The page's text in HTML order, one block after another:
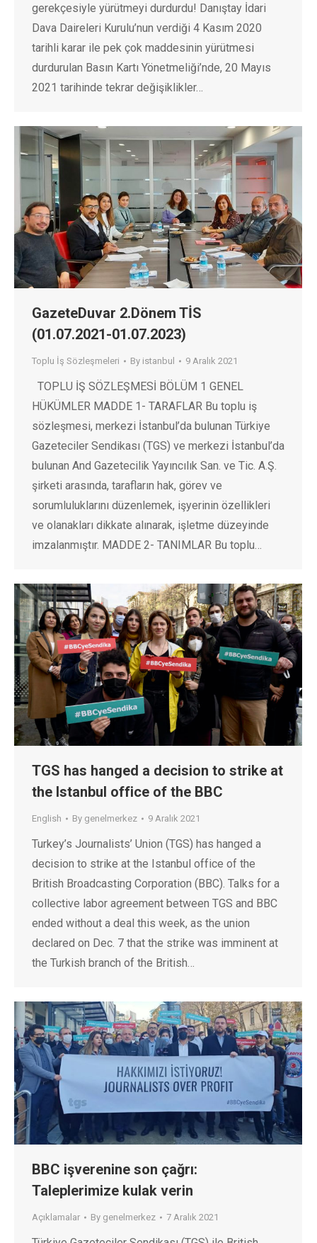
gerekçesiyle yürütmeyi durdurdu! Danıştay İdari
Dava Daireleri Kurulu’nun verdiği 4 Kasım 2020
tarihli karar ile pek çok maddesinin yürütmesi
durdurulan Basın Kartı Yönetmeliği’nde, 20 Mayıs
2021 tarihinde tekrar değişiklikler…
GazeteDuvar 2.Dönem TİS
(01.07.2021-01.07.2023)
Toplu İş Sözleşmeleri By istanbul 9 Aralık 2021
TOPLU İŞ SÖZLEŞMESİ BÖLÜM 1 GENEL
HÜKÜMLER MADDE 1- TARAFLAR Bu toplu iş
sözleşmesi, merkezi İstanbul’da bulunan Türkiye
Gazeteciler Sendikası (TGS) ve merkezi İstanbul’da
bulunan And Gazetecilik Yayıncılık San. ve Tic. A.Ş.
şirketi arasında, tarafların hak, görev ve
sorumluluklarını düzenlemek, işyerinin özellikleri
ve olanakları dikkate alınarak, işletme düzeyinde
imzalanmıştır. MADDE 2- TANIMLAR Bu toplu…
TGS has hanged a decision to strike at
the Istanbul office of the BBC
English By genelmerkez 9 Aralık 2021
Turkey’s Journalists’ Union (TGS) has hanged a
decision to strike at the Istanbul office of the
British Broadcasting Corporation (BBC). Talks for a
collective labor agreement between TGS and BBC
ended without a deal this week, as the union
declared on Dec. 7 that the strike was imminent at
the Turkish branch of the British…
BBC işverenine son çağrı:
Taleplerimize kulak verin
Açıklamalar By genelmerkez 7 Aralık 2021